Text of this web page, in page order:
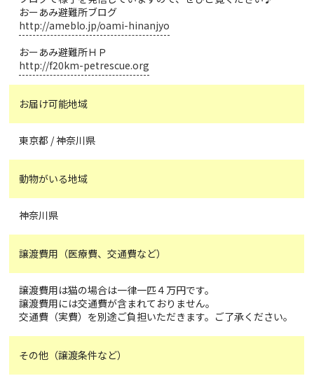
おーあみ避難所ブログ
http://ameblo.jp/oami-hinanjyo
おーあみ避難所ＨＰ
http://f20km-petrescue.org
お届け可能地域
東京都 / 神奈川県
動物がいる地域
神奈川県
譲渡費用（医療費、交通費など）
譲渡費用は猫の場合は一律一匹４万円です。
譲渡費用には交通費が含まれておりません。
交通費（実費）を別途ご負担いただきます。ご了承ください。
その他（譲渡条件など）